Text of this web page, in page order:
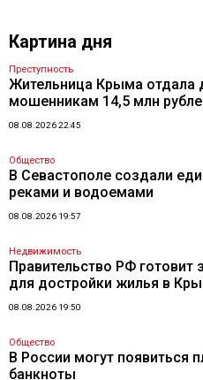
Картина дня
Преступность
Жительница Крыма отдала
мошенникам 14,5 млн
08.08.2026 22:45
Общество
В Севастополе создали
реками и водоемами
08.08.2026 19:57
Недвижимость
Правительство РФ готовит
для достройки жилья в
08.08.2026 19:50
Общество
В России могут появиться
банкноты